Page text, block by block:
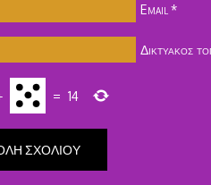
Email *
Δικτυακός
= 14